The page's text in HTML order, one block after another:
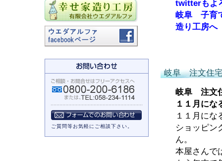
twitterもよ
岐阜 子育
造り工房へ
岐阜 注文住
岐阜 注文
１１月にな
１１月にな
ショッピン
ん。
本屋さんで
ご質問等お気軽にご相談下さい。